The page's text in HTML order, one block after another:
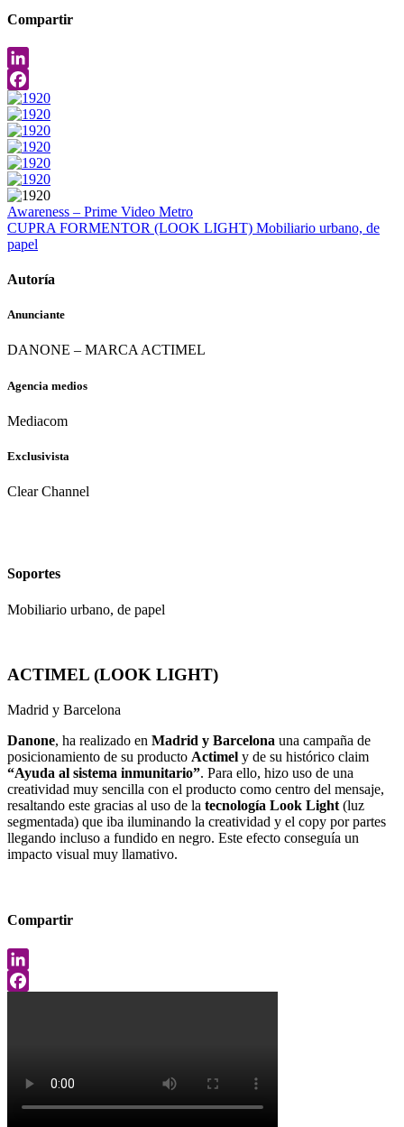
Compartir
LinkedIn
Facebook
Awareness – Prime Video Metro
CUPRA FORMENTOR (LOOK LIGHT) Mobiliario urbano, de
papel
Autoría
Anunciante
DANONE – MARCA ACTIMEL
Agencia medios
Mediacom
Exclusivista
Clear Channel
Soportes
Mobiliario urbano, de papel
ACTIMEL (LOOK LIGHT)
Madrid y Barcelona
Danone, ha realizado en Madrid y Barcelona una campaña de
posicionamiento de su producto Actimel y de su histórico claim
“Ayuda al sistema inmunitario”. Para ello, hizo uso de una
creatividad muy sencilla con el producto como centro del mensaje,
resaltando este gracias al uso de la tecnología Look Light (luz
segmentada) que iba iluminando la creatividad y el copy por partes
llegando incluso a fundido en negro. Este efecto conseguía un
impacto visual muy llamativo.
Compartir
LinkedIn